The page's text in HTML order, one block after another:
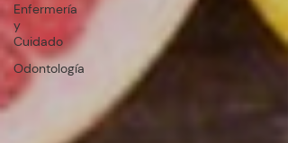
Enfermería
y
Cuidado
Odontología